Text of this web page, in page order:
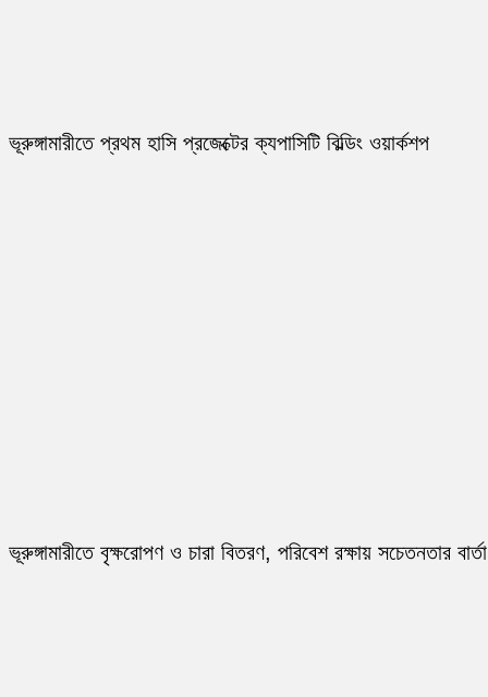
ভূরুঙ্গামারীতে প্রথম হাসি প্রজেক্টের ক্যপাসিটি বিল্ডিং ওয়ার্কশপ
ভূরুঙ্গামারীতে বৃক্ষরোপণ ও চারা বিতরণ, পরিবেশ রক্ষায় সচেতনতার বার্তা